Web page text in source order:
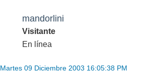
mandorlini
Visitante
En línea
Martes 09 Diciembre 2003 16:05:38 PM